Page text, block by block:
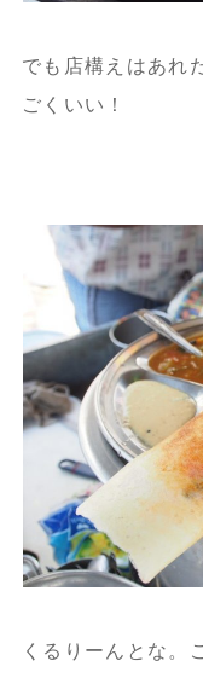
でも店構えはあれ
ごくいい！
くるりーんとな。